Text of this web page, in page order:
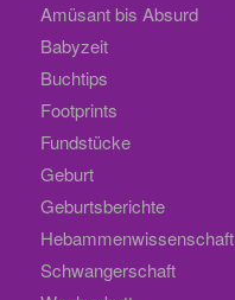
Amüsant bis Absurd
Babyzeit
Buchtips
Footprints
Fundstücke
Geburt
Geburtsberichte
Hebammenwissenschaft
Schwangerschaft